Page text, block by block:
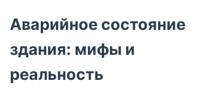
Аварийное состояние
здания: мифы и
реальность